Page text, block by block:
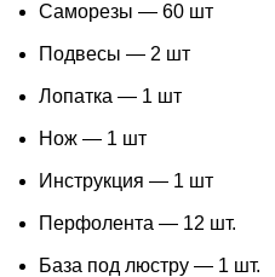
Саморезы — 60 шт
Подвесы — 2 шт
Лопатка — 1 шт
Нож — 1 шт
Инструкция — 1 шт
Перфолента — 12 шт.
База под люстру — 1 шт.